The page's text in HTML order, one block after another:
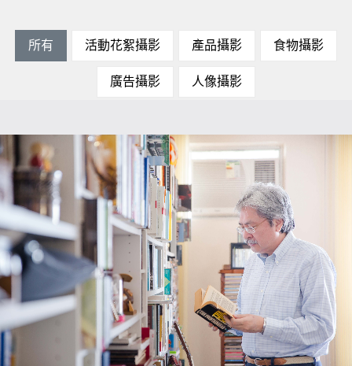
所有 活動花絮攝影 產品攝影 食物攝影
廣告攝影 人像攝影